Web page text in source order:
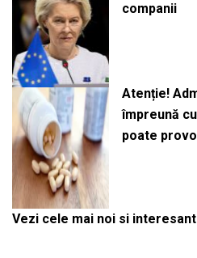
companii
Atenție!
împreună
poate
Vezi cele mai noi si